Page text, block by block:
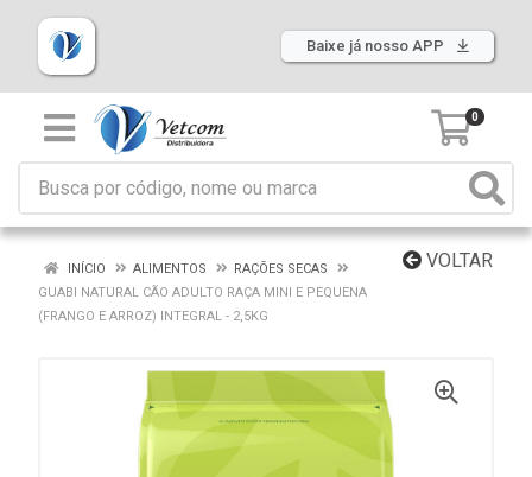
Baixe já nosso APP
0
VOLTAR
INÍCIO ALIMENTOS
RAÇÕES SECAS
GUABI NATURAL CÃO ADULTO RAÇA MINI E PEQUENA
(FRANGO E ARROZ) INTEGRAL - 2,5KG